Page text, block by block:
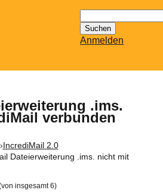
nach:
Anmelden
.ims.
verbunden
IncrediMail 2.0
Dateierweiterung .ims. nicht mit
insgesamt 6)